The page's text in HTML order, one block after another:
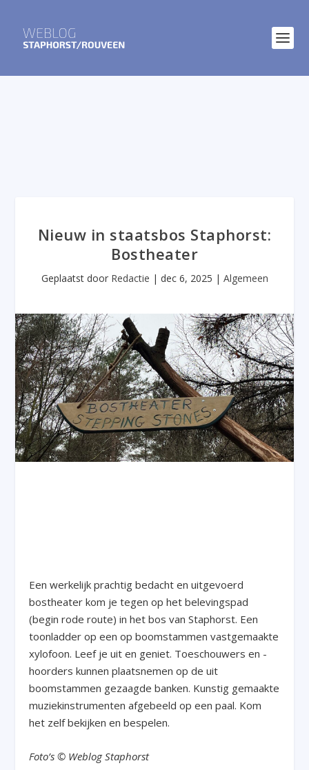
Nieuw in staatsbos Staphorst:
Bostheater
Geplaatst door Redactie | dec 6, 2025 | Algemeen
Een werkelijk prachtig bedacht en uitgevoerd
bostheater kom je tegen op het belevingspad
(begin rode route) in het bos van Staphorst. Een
toonladder op een op boomstammen vastgemaakte
xylofoon. Leef je uit en geniet. Toeschouwers en -
hoorders kunnen plaatsnemen op de uit
boomstammen gezaagde banken. Kunstig gemaakte
muziekinstrumenten afgebeeld op een paal. Kom
het zelf bekijken en bespelen.
Foto’s © Weblog Staphorst